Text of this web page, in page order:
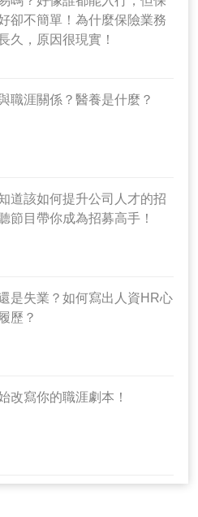
卻不簡單！為什麼保險業務
久，原因很現實！
職涯關係？醫養是什麼？
道該如何提升公司人才的招
節目帶你成為招募高手！
是失業？如何寫出人資HR心
歷？
改寫你的職涯劇本！